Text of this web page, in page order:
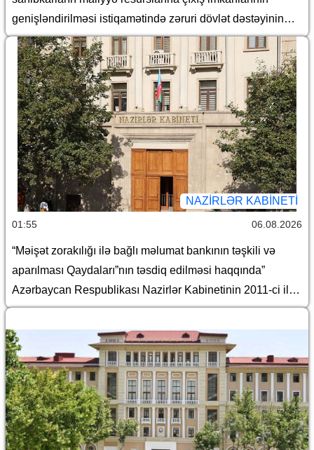
genişləndirilməsi istiqamətində zəruri dövlət dəstəyinin
gücləndirilməsi və “Azərbaycan Respublikası adından
borc alınması və zəmanət verilməsi Qaydası”nın təsdiq
edilməsi haqqında” Azərbaycan Respublikası
Prezidentinin 2018-ci il 18 dekabr tarixli 410 nömrəli
Fərmanında dəyişiklik edilməsi barədə” Azərbaycan
Respublikası Prezidentinin 2023-cü il 9 yanvar tarixli 1957
nömrəli Fərmanında dəyişiklik edilməsi haqqında”
Azərbaycan Respublikası Prezidentinin 2026-cı il 15
yanvar tarixli 578 nömrəli Fərmanının icrası ilə əlaqədar
Azərbaycan Respublikası Nazirlər Kabinetinin bəzi
NAZIRLƏR KABINETI
01:55 06.08.2026
“Məişət zorakılığı ilə bağlı məlumat bankının təşkili və
aparılması Qaydaları”nın təsdiq edilməsi haqqında”
Azərbaycan Respublikası Nazirlər Kabinetinin 2011-ci il
19 dekabr tarixli 207 nömrəli Qərarında dəyişiklik edilməsi
barədə